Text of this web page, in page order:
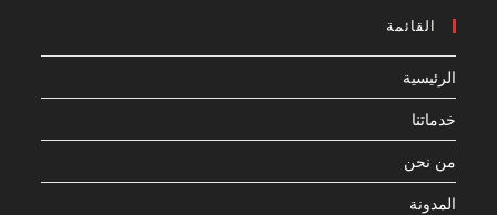
القائمة
الرئيسية
خدماتنا
من نحن
المدونة